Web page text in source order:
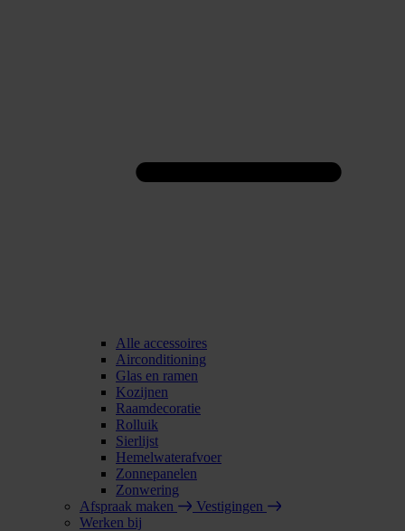
Alle accessoires
Airconditioning
Glas en ramen
Kozijnen
Raamdecoratie
Rolluik
Sierlijst
Hemelwaterafvoer
Zonnepanelen
Zonwering
Afspraak maken
Vestigingen
Werken bij